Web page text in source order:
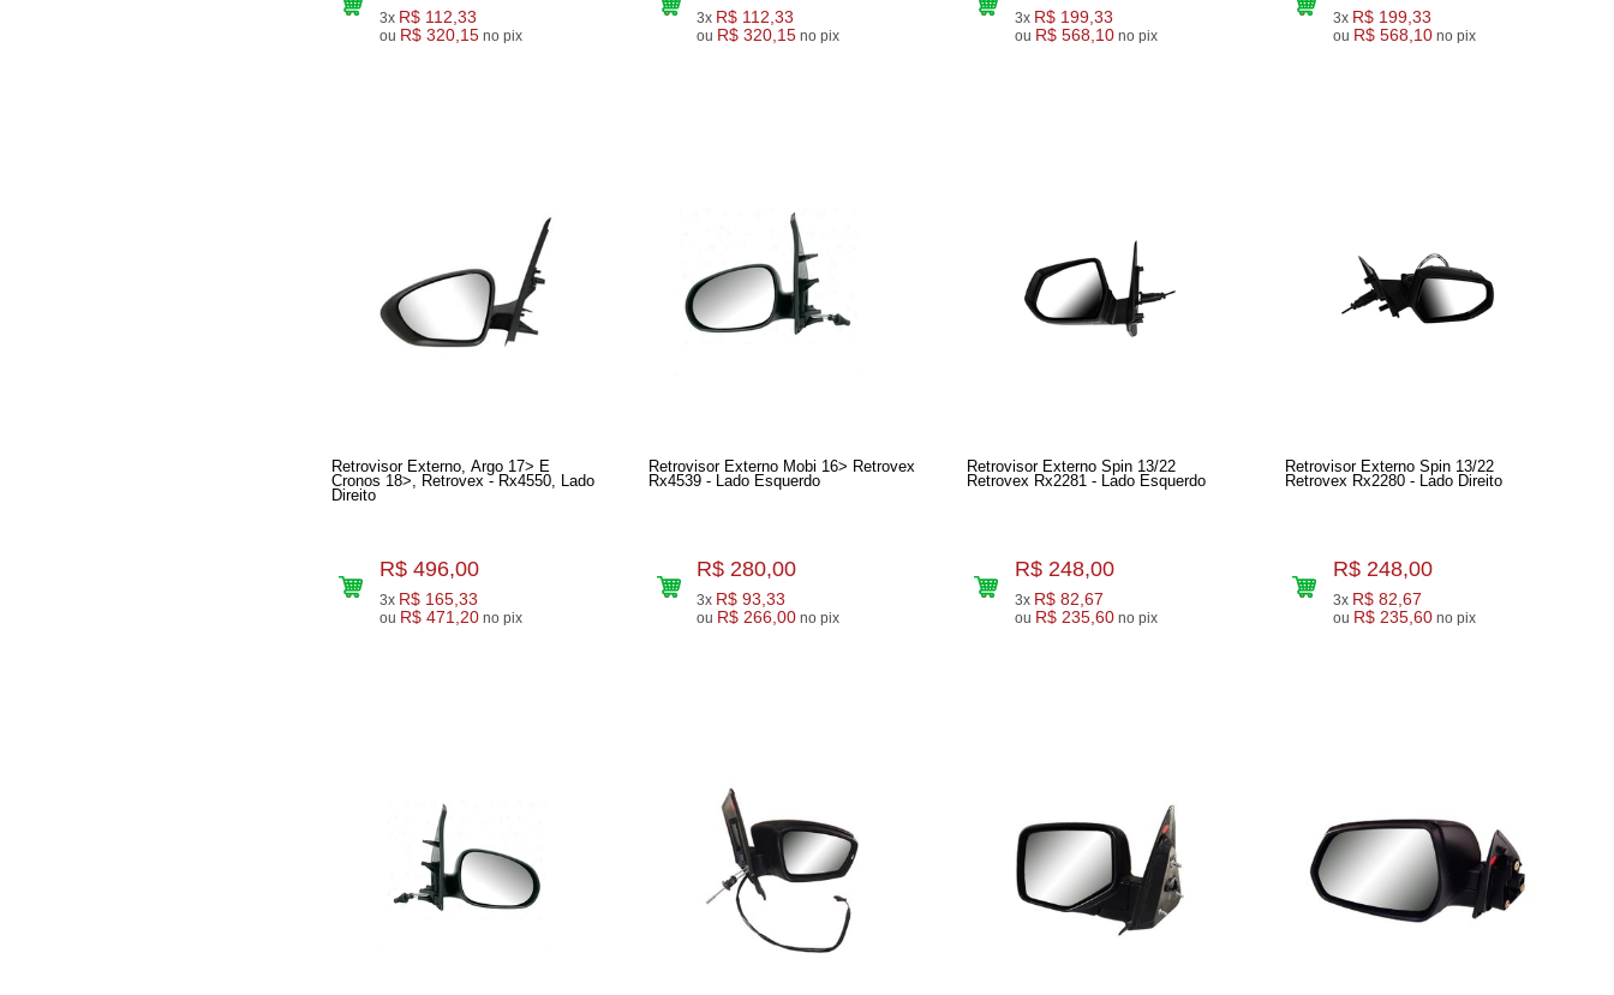
3x R$ 112,33
ou R$ 320,15 no pix
3x R$ 112,33
ou R$ 320,15 no pix
3x R$ 199,33
ou R$ 568,10 no pix
3x R$ 199,33
ou R$ 568,10 no pix
Retrovisor Externo, Argo 17> E
Cronos 18>, Retrovex - Rx4550, Lado
Direito
R$ 496,00
3x R$ 165,33
ou R$ 471,20 no pix
Retrovisor Externo Mobi 16> Retrovex
Rx4539 - Lado Esquerdo
R$ 280,00
3x R$ 93,33
ou R$ 266,00 no pix
Retrovisor Externo Spin 13/22
Retrovex Rx2281 - Lado Esquerdo
R$ 248,00
3x R$ 82,67
ou R$ 235,60 no pix
Retrovisor Externo Spin 13/22
Retrovex Rx2280 - Lado Direito
R$ 248,00
3x R$ 82,67
ou R$ 235,60 no pix